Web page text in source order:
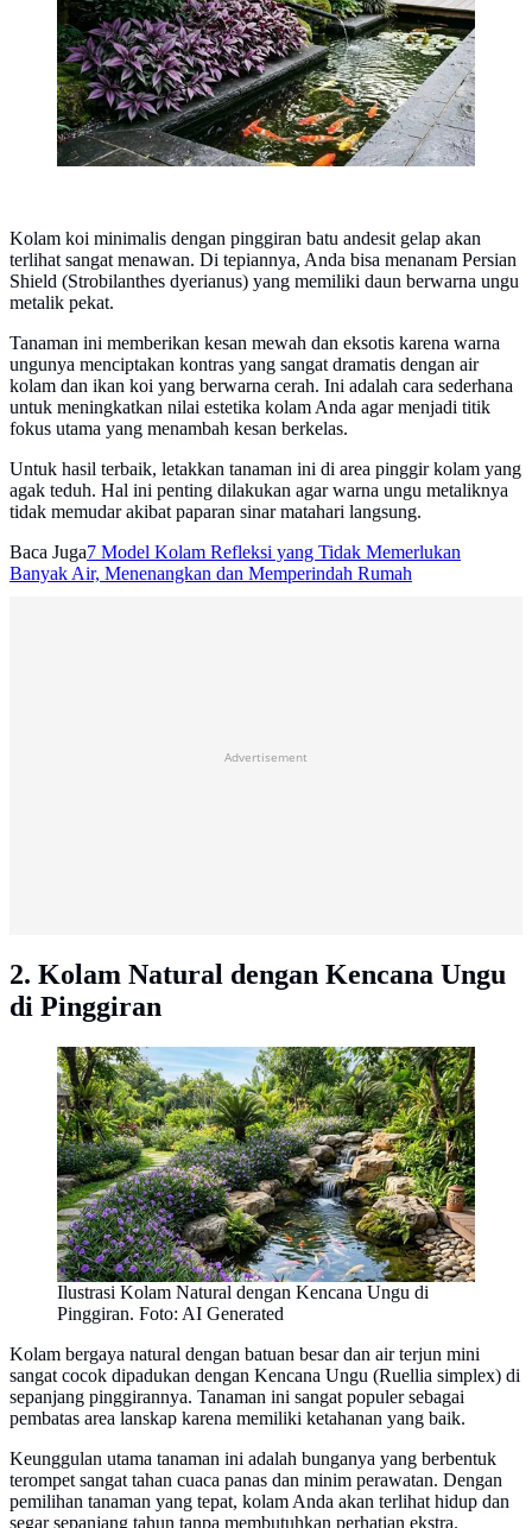
Kolam koi minimalis dengan pinggiran batu andesit gelap akan
terlihat sangat menawan. Di tepiannya, Anda bisa menanam Persian
Shield (Strobilanthes dyerianus) yang memiliki daun berwarna ungu
metalik pekat.
Tanaman ini memberikan kesan mewah dan eksotis karena warna
ungunya menciptakan kontras yang sangat dramatis dengan air
kolam dan ikan koi yang berwarna cerah. Ini adalah cara sederhana
untuk meningkatkan nilai estetika kolam Anda agar menjadi titik
fokus utama yang menambah kesan berkelas.
Untuk hasil terbaik, letakkan tanaman ini di area pinggir kolam yang
agak teduh. Hal ini penting dilakukan agar warna ungu metaliknya
tidak memudar akibat paparan sinar matahari langsung.
Baca Juga7 Model Kolam Refleksi yang Tidak Memerlukan
Banyak Air, Menenangkan dan Memperindah Rumah
Advertisement
2. Kolam Natural dengan Kencana Ungu
di Pinggiran
Ilustrasi Kolam Natural dengan Kencana Ungu di
Pinggiran. Foto: AI Generated
Kolam bergaya natural dengan batuan besar dan air terjun mini
sangat cocok dipadukan dengan Kencana Ungu (Ruellia simplex) di
sepanjang pinggirannya. Tanaman ini sangat populer sebagai
pembatas area lanskap karena memiliki ketahanan yang baik.
Keunggulan utama tanaman ini adalah bunganya yang berbentuk
terompet sangat tahan cuaca panas dan minim perawatan. Dengan
pemilihan tanaman yang tepat, kolam Anda akan terlihat hidup dan
segar sepanjang tahun tanpa membutuhkan perhatian ekstra.